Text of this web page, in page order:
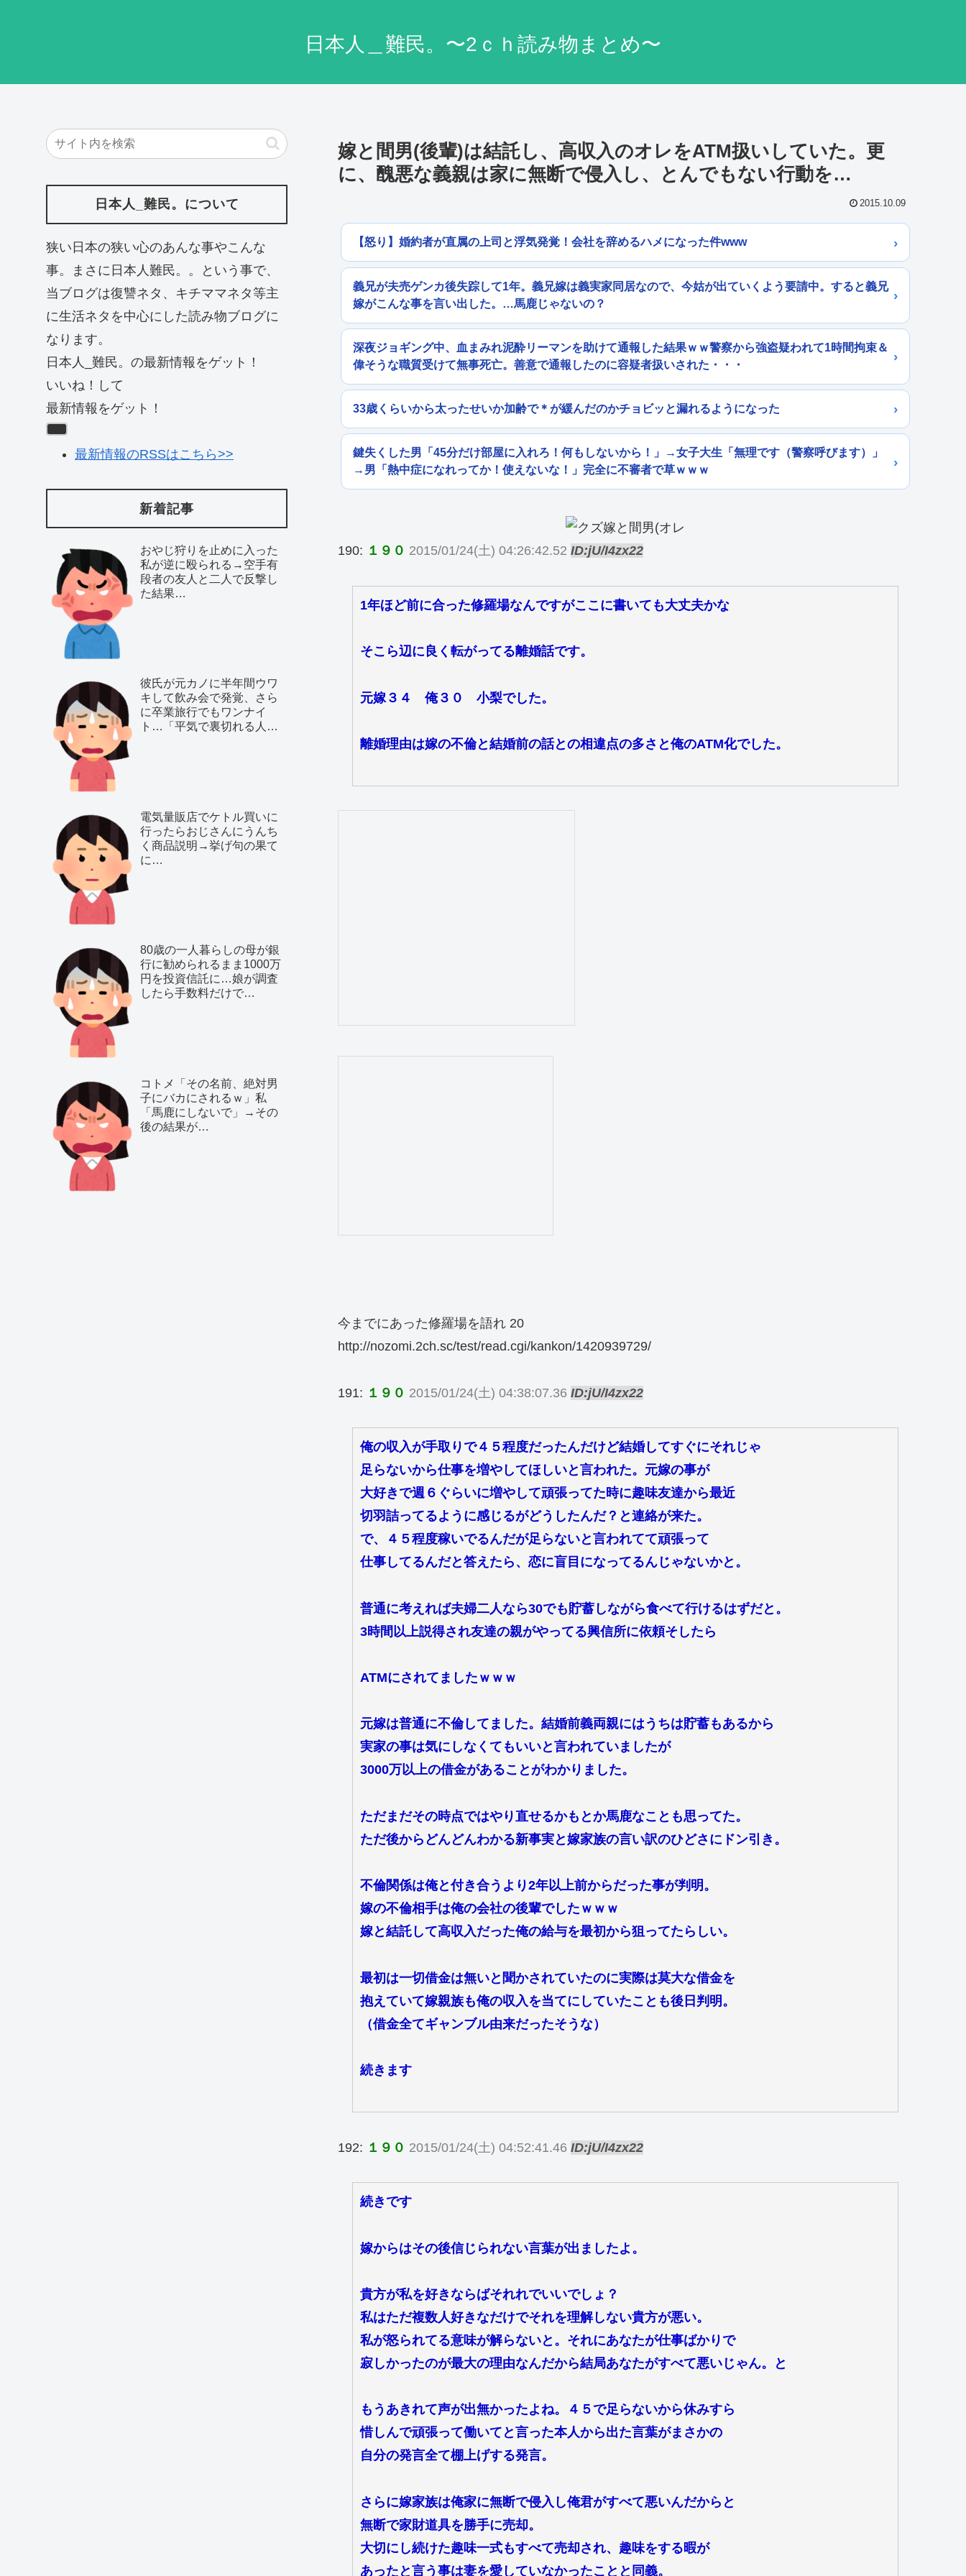
日本人＿難民。〜2ｃｈ読み物まとめ〜
嫁と間男(後輩)は結託し、高収入のオレをATM扱いしていた。更
に、醜悪な義親は家に無断で侵入し、とんでもない行動を…
2015.10.09
【怒り】婚約者が直属の上司と浮気発覚！会社を辞めるハメになった件www
義兄が夫売ゲンカ後失踪して1年。義兄嫁は義実家同居なので、今姑が出ていくよう要請中。すると義兄
嫁がこんな事を言い出した。…馬鹿じゃないの？
深夜ジョギング中、血まみれ泥酔リーマンを助けて通報した結果ｗｗ警察から強盗疑われて1時間拘束＆
偉そうな職質受けて無事死亡。善意で通報したのに容疑者扱いされた・・・
33歳くらいから太ったせいか加齢で＊が緩んだのかチョビッと漏れるようになった
鍵失くした男「45分だけ部屋に入れろ！何もしないから！」→女子大生「無理です（警察呼びます）」
→男「熱中症になれってか！使えないな！」完全に不審者で草ｗｗｗ
190: １９０ 2015/01/24(土) 04:26:42.52 ID:jU/I4zx22
1年ほど前に合った修羅場なんですがここに書いても大丈夫かな
そこら辺に良く転がってる離婚話です。
元嫁３４ 俺３０ 小梨でした。
離婚理由は嫁の不倫と結婚前の話との相違点の多さと俺のATM化でした。
今までにあった修羅場を語れ 20
http://nozomi.2ch.sc/test/read.cgi/kankon/1420939729/
191: １９０ 2015/01/24(土) 04:38:07.36 ID:jU/I4zx22
俺の収入が手取りで４５程度だったんだけど結婚してすぐにそれじゃ
足らないから仕事を増やしてほしいと言われた。元嫁の事が
大好きで週６ぐらいに増やして頑張ってた時に趣味友達から最近
切羽詰ってるように感じるがどうしたんだ？と連絡が来た。
で、４５程度稼いでるんだが足らないと言われてて頑張って
仕事してるんだと答えたら、恋に盲目になってるんじゃないかと。
普通に考えれば夫婦二人なら30でも貯蓄しながら食べて行けるはずだと。
3時間以上説得され友達の親がやってる興信所に依頼そしたら
ATMにされてましたｗｗｗ
元嫁は普通に不倫してました。結婚前義両親にはうちは貯蓄もあるから
実家の事は気にしなくてもいいと言われていましたが
3000万以上の借金があることがわかりました。
ただまだその時点ではやり直せるかもとか馬鹿なことも思ってた。
ただ後からどんどんわかる新事実と嫁家族の言い訳のひどさにドン引き。
不倫関係は俺と付き合うより2年以上前からだった事が判明。
嫁の不倫相手は俺の会社の後輩でしたｗｗｗ
嫁と結託して高収入だった俺の給与を最初から狙ってたらしい。
最初は一切借金は無いと聞かされていたのに実際は莫大な借金を
抱えていて嫁親族も俺の収入を当てにしていたことも後日判明。
（借金全てギャンブル由来だったそうな）
続きます
192: １９０ 2015/01/24(土) 04:52:41.46 ID:jU/I4zx22
続きです
嫁からはその後信じられない言葉が出ましたよ。
貴方が私を好きならばそれれでいいでしょ？
私はただ複数人好きなだけでそれを理解しない貴方が悪い。
私が怒られてる意味が解らないと。それにあなたが仕事ばかりで
寂しかったのが最大の理由なんだから結局あなたがすべて悪いじゃん。と
もうあきれて声が出無かったよね。４５で足らないから休みすら
惜しんで頑張って働いてと言った本人から出た言葉がまさかの
自分の発言全て棚上げする発言。
さらに嫁家族は俺家に無断で侵入し俺君がすべて悪いんだからと
無断で家財道具を勝手に売却。
大切にし続けた趣味一式もすべて売却され、趣味をする暇が
あったと言う事は妻を愛していなかったことと同義。
日本人_難民。について
狭い日本の狭い心のあんな事やこんな
事。まさに日本人難民。。という事で、
当ブログは復讐ネタ、キチママネタ等主
に生活ネタを中心にした読み物ブログに
なります。
日本人_難民。の最新情報をゲット！
いいね！して
最新情報をゲット！
最新情報のRSSはこちら>>
新着記事
おやじ狩りを止めに入った
私が逆に殴られる→空手有
段者の友人と二人で反撃し
た結果…
彼氏が元カノに半年間ウワ
キして飲み会で発覚、さら
に卒業旅行でもワンナイ
ト…「平気で裏切れる人種
電気量販店でケトル買いに
行ったらおじさんにうんち
く商品説明→挙げ句の果て
に…
80歳の一人暮らしの母が銀
行に勧められるまま1000万
円を投資信託に…娘が調査
したら手数料だけで…
コトメ「その名前、絶対男
子にバカにされるｗ」私
「馬鹿にしないで」→その
後の結果が…